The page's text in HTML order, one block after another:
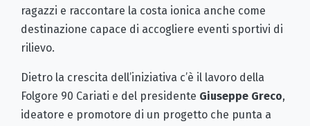
ragazzi e raccontare la costa ionica anche come
destinazione capace di accogliere eventi sportivi di
rilievo.
Dietro la crescita dell’iniziativa c’è il lavoro della
Folgore 90 Cariati e del presidente Giuseppe Greco,
ideatore e promotore di un progetto che punta a